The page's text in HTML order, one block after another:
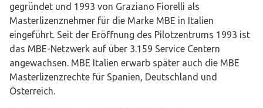
gegründet und 1993 von Graziano Fiorelli als
Masterlizenznehmer für die Marke MBE in Italien
eingeführt. Seit der Eröffnung des Pilotzentrums 1993 ist
das MBE-Netzwerk auf über 3.159 Service Centern
angewachsen. MBE Italien erwarb später auch die MBE
Masterlizenzrechte für Spanien, Deutschland und
Österreich.